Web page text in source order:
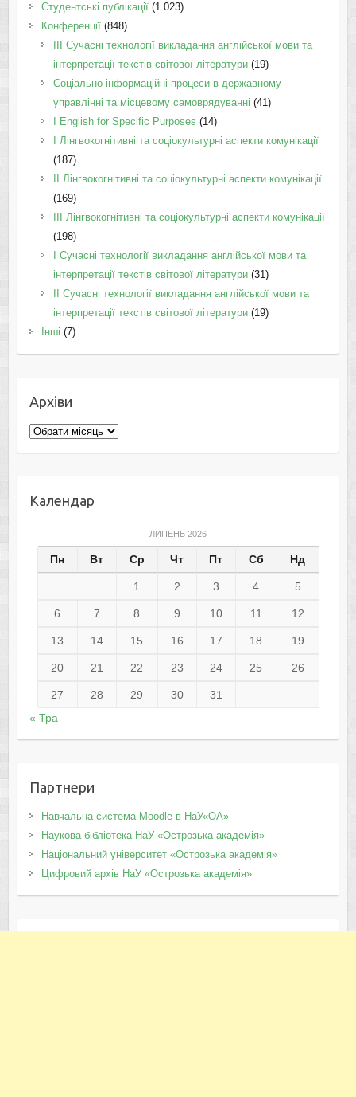
Студентські публікації(1 023)
Конференції(848)
III Сучасні технології викладання англійської мови та
інтерпретації текстів світової літератури(19)
Соціально-інформаційні процеси в державному
управлінні та місцевому самоврядуванні (41)
І English for Specific Purposes (14)
I Лінгвокогнітивні та соціокультурні аспекти комунікації
(187)
IІ Лінгвокогнітивні та соціокультурні аспекти комунікації
(169)
IІI Лінгвокогнітивні та соціокультурні аспекти комунікації
(198)
I Cучасні технології викладання англійської мови та
інтерпретації текстів світової літератури(31)
II Cучасні технології викладання англійської мови та
інтерпретації текстів світової літератури(19)
Інші (7)
Архіви
Архіви
Календар
ЛИПЕНЬ 2026
Пн Вт Ср Чт Пт Сб Нд
1 2 3 4 5
6 7 8 9 10 11 12
13 14 15 16 17 18 19
20 21 22 23 24 25 26
27 28 29 30
31
« Тра
Партнери
Навчальна система Moodle в НаУ«ОА»
Наукова бібліотека НаУ «Острозька академія»
Національний університет «Острозька академія»
Цифровий архів НаУ «Острозька академія»